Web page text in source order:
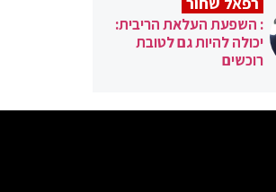
: השפעת העלאת הריבית:
יכולה להיות גם לטובת
רוכשים